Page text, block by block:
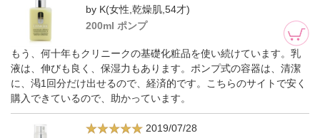
by K(女性,乾燥肌,54才)
200ml ポンプ
もう、何十年もクリニークの基礎化粧品を使い続けています。乳
液は、伸びも良く、保湿力もあります。ポンプ式の容器は、清潔
に、渇1回分だけ出せるので、経済的です。こちらのサイトで安く
購入できているので、助かっています。
2019/07/28